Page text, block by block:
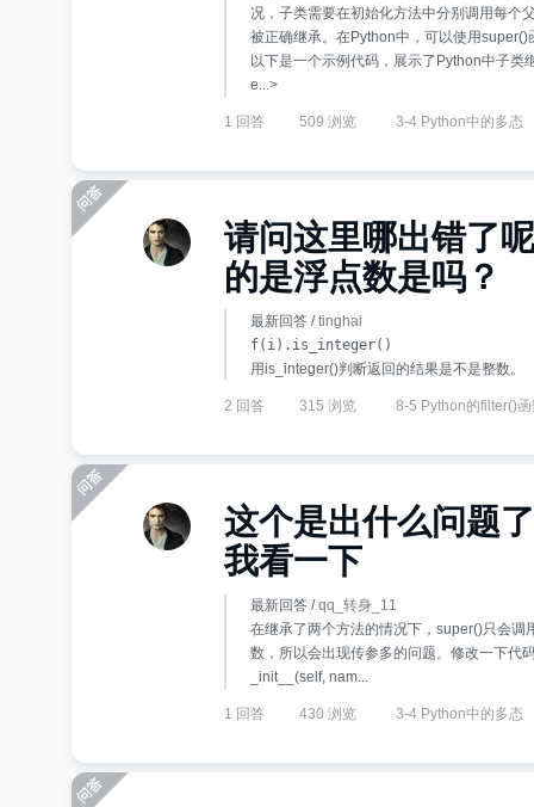
况，子类需要在初始化方法中分别调用每个
被正确继承。在Python中，可以使用
以下是一个示例代码，展示了Python中子
e...>
1 回答 509 浏览 3-4 Python中的多态
请问这里哪出错了
的是浮点数是吗？
最新回答 /tinghai
f(i).is_integer()
用is_integer()判断返回的结果是不是整数。
2 回答 315 浏览 8-5 Python的filter()函
这个是出什么问题
我看一下
最新回答 /qq_转身_11
在继承了两个方法的情况下，super()只会
数，所以会出现传参多的问题。修改一下
_init__(self, nam...
1 回答 430 浏览 3-4 Python中的多态